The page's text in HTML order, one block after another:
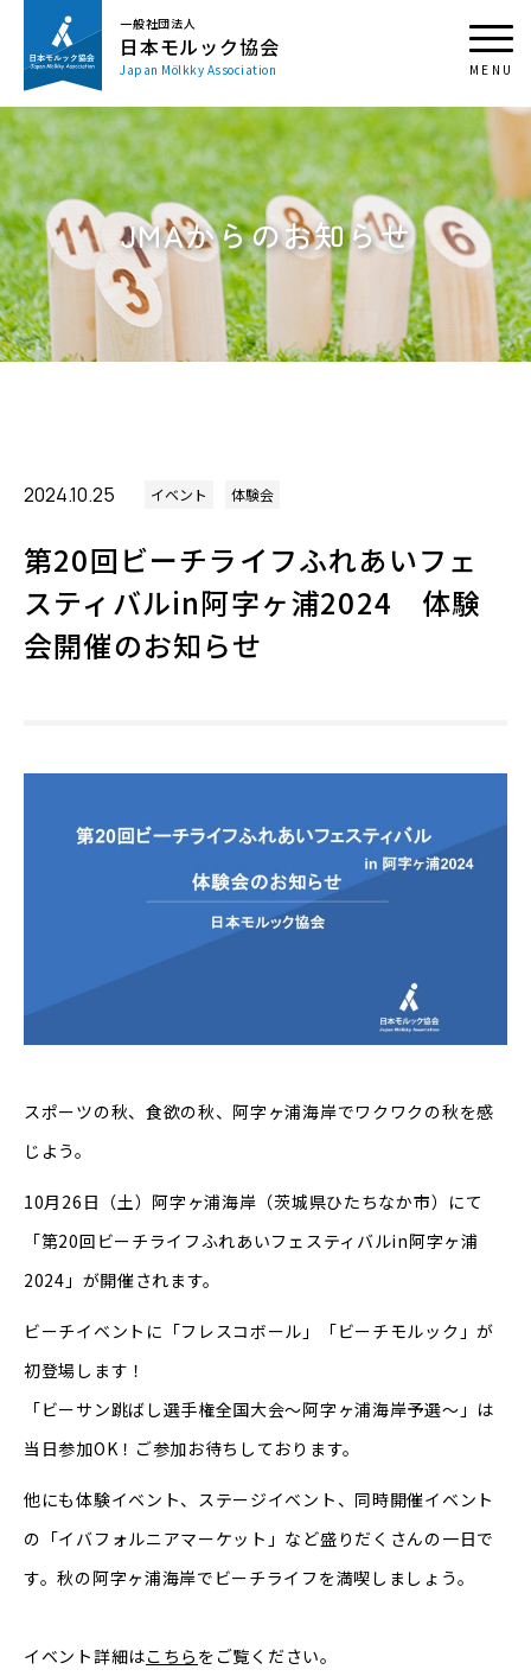
一般社団法人
日本モルック協会
Japan Mölkky Association
JMAからのお知らせ
2024.10.25 イベント 体験会
第20回ビーチライフふれあいフェ
スティバルin阿字ヶ浦2024 体験
会開催のお知らせ
スポーツの秋、食欲の秋、阿字ヶ浦海岸でワクワクの秋を感
じよう。
10月26日（土）阿字ヶ浦海岸（茨城県ひたちなか市）にて
「第20回ビーチライフふれあいフェスティバルin阿字ヶ浦
2024」が開催されます。
ビーチイベントに「フレスコボール」「ビーチモルック」が
初登場します！
「ビーサン跳ばし選手権全国大会～阿字ヶ浦海岸予選～」は
当日参加OK！ご参加お待ちしております。
他にも体験イベント、ステージイベント、同時開催イベント
の「イバフォルニアマーケット」など盛りだくさんの一日で
す。秋の阿字ヶ浦海岸でビーチライフを満喫しましょう。
イベント詳細はこちら をご覧ください。